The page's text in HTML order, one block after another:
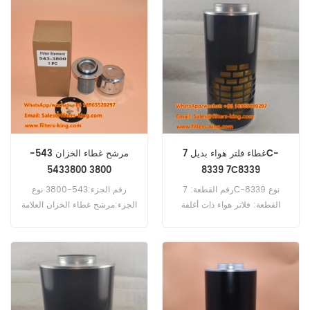
مرشح غطاء الخزان 543-
3800 5433800
رقم الجزء:543-3800 نوع
الجزء:مرشح غطاء الخزان العلامة
غطاء فلتر هواء بديل 7C-
8339 7C8339
رقم القطعة: 7C-8339 نوع
القطعة: فلاتر هواء ذات أغلفة